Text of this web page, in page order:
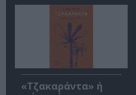
«Τζακαράντα» ή